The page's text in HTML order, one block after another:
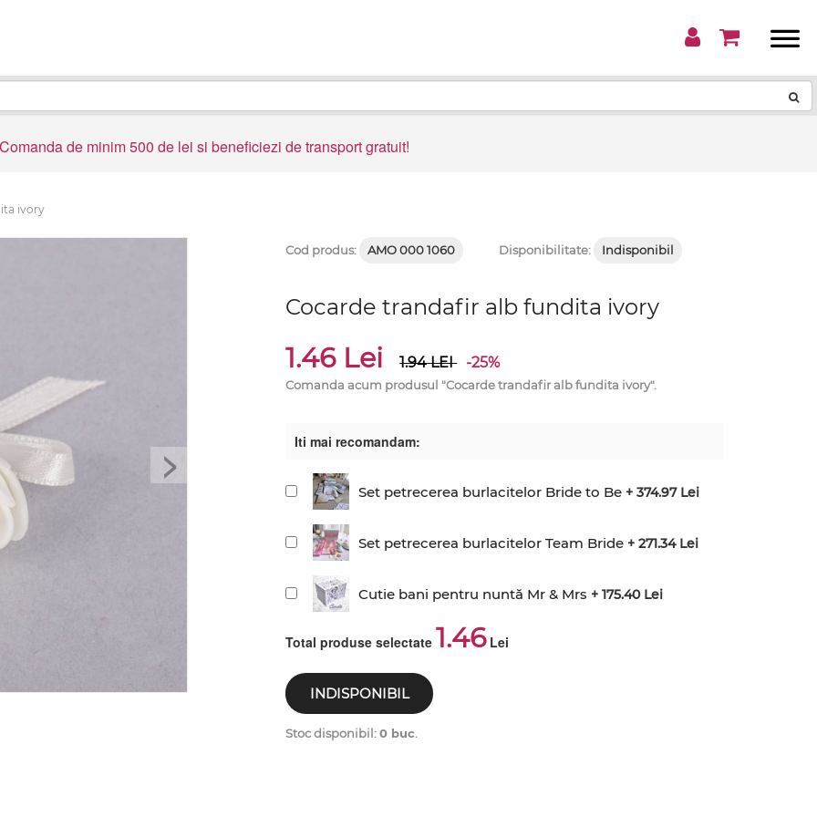
Comanda de minim 500 de lei si beneficiezi de transport gratuit!
ivory
>
Cod produs: AMO 000 1060 Disponibilitate: Indisponibil
Cocarde trandafir alb fundita ivory
1.46 Lei 1.94LEI -25%
Comanda acum produsul "Cocarde trandafir alb fundita ivory".
Iti mai recomandam:
Set petrecerea burlacitelor Bride to Be + 374.97 Lei
Set petrecerea burlacitelor Team Bride + 271.34 Lei
Cutie bani pentru nuntă Mr & Mrs + 175.40 Lei
Total produse selectate 1.46Lei
INDISPONIBIL
Stoc disponibil:0 buc.